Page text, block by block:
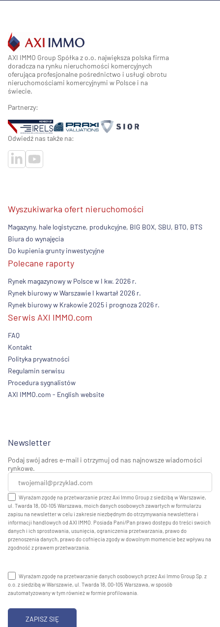
AXI IMMO Group Spółka z o.o. największa polska firma
doradcza na rynku nieruchomości komercyjnych
oferująca profesjonalne pośrednictwo i usługi obrotu
nieruchomościami komercyjnymi w Polsce i na
świecie.
Partnerzy:
Odwiedź nas także na:
Wyszukiwarka ofert nieruchomości
Magazyny, hale logistyczne, produkcyjne, BIG BOX, SBU, BTO, BTS
Biura do wynajęcia
Do kupienia grunty inwestycyjne
Polecane raporty
Rynek magazynowy w Polsce w I kw. 2026 r.
Rynek biurowy w Warszawie I kwartał 2026 r.
Rynek biurowy w Krakowie 2025 i prognoza 2026 r.
Serwis AXI IMMO.com
FAQ
Kontakt
Polityka prywatności
Regulamin serwisu
Procedura sygnalistów
AXI IMMO.com - English website
Newsletter
Podaj swój adres e-mail i otrzymuj od nas najnowsze wiadomości
rynkowe.
Wyrażam zgodę na przetwarzanie przez Axi Immo Group z siedzibą w Warszawie,
ul. Twarda 18, 00-105 Warszawa, moich danych osobowych zawartych w formularzu
zapisu na newsletter w celu i zakresie niezbędnym do otrzymywania newslettera i
informacji handlowych od AXI IMMO. Posiada Pani/Pan prawo dostępu do treści swoich
danych i ich sprostowania, usunięcia, ograniczenia przetwarzania, prawo do
przenoszenia danych, prawo do cofnięcia zgody w dowolnym momencie bez wpływu na
zgodność z prawem przetwarzania.
Wyrażam zgodę na przetwarzanie danych osobowych przez Axi Immo Group Sp. z
o.o. z siedzibą w Warszawie, ul. Twarda 18, 00-105 Warszawa, w sposób
zautomatyzowany w tym również w formie profilowania.